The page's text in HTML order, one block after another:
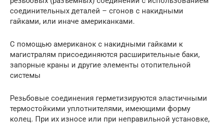
соединительных деталей – сгонов с накидными
гайками, или иначе американками.
С помощью американок с накидными гайками к
магистралям присоединяются расширительные баки,
запорные краны и другие элементы отопительной
системы
Резьбовые соединения герметизируются эластичными
термостойкими уплотнителями, имеющими форму
колец. При их износе или при неправильной установке,